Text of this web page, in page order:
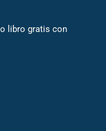
libro gratis con